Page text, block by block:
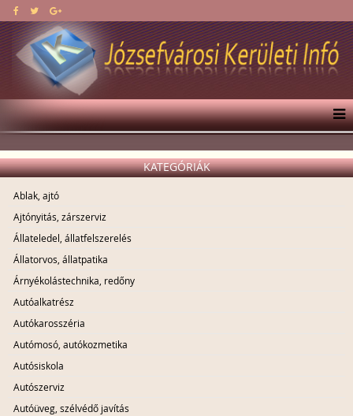
KATEGÓRIÁK
Ablak, ajtó
Ajtónyitás, zárszerviz
Állateledel, állatfelszerelés
Állatorvos, állatpatika
Árnyékolástechnika, redőny
Autóalkatrész
Autókarosszéria
Autómosó, autókozmetika
Autósiskola
Autószerviz
Autóüveg, szélvédő javítás